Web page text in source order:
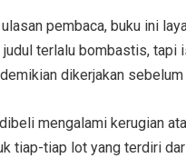
pembaca, buku ini
terlalu bombastis,
dikerjakan
mengalami kerugian
tiap-tiap lot yang terdiri